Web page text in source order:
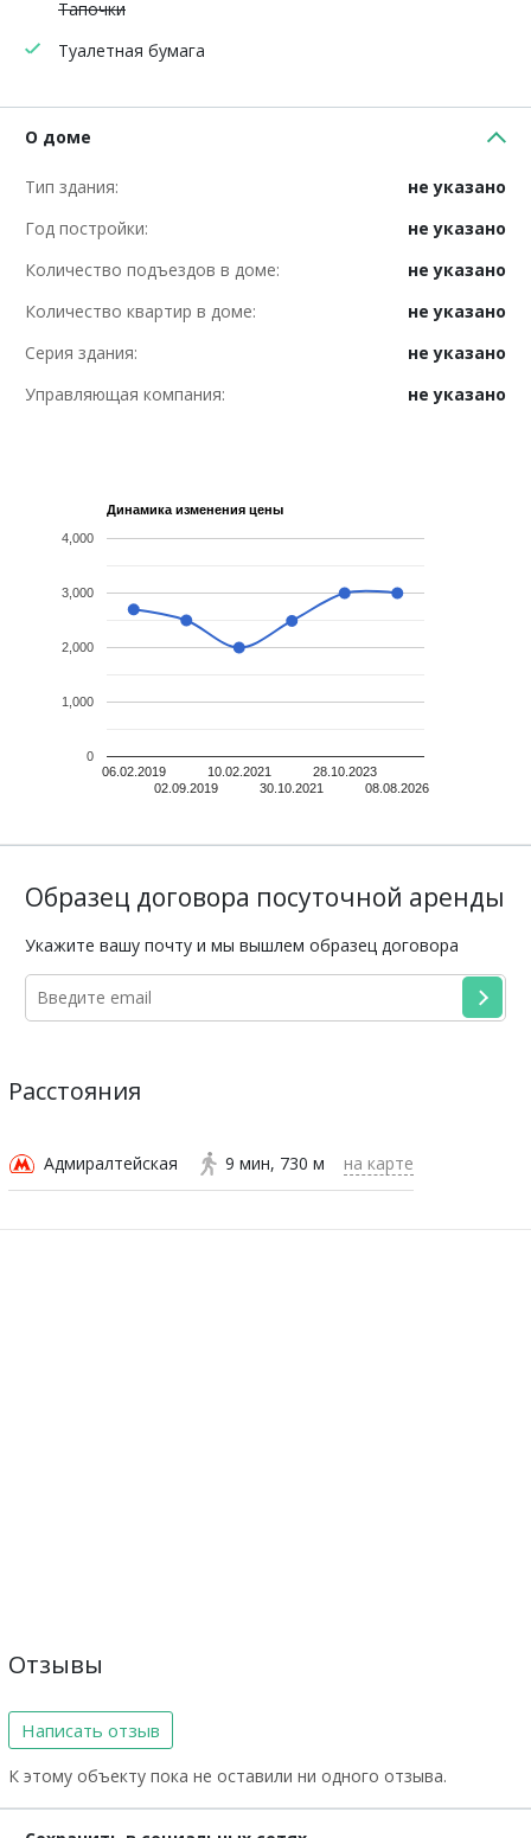
Тапочки
Туалетная бумага
О доме
Тип здания:
не указано
Год постройки:
не указано
Количество подъездов в доме:
не указано
Количество квартир в доме:
не указано
Серия здания:
не указано
Управляющая компания:
не указано
Динамика изменения цены
06.02.2019
02.09.2019
10.02.2021
30.10.2021
28.10.2023
08.08.2026
0
1,000
2,000
3,000
4,000
Образец договора посуточной аренды
Укажите вашу почту и мы вышлем образец договора
Расстояния
Адмиралтейская 9 мин 730 м на карте
Отзывы
Написать отзыв
К этому объекту пока не оставили ни одного отзыва.